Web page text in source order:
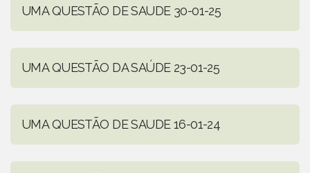
UMA QUESTÃO DE SAUDE 30-01-25
UMA QUESTÃO DA SAÚDE 23-01-25
UMA QUESTÃO DE SAUDE 16-01-24